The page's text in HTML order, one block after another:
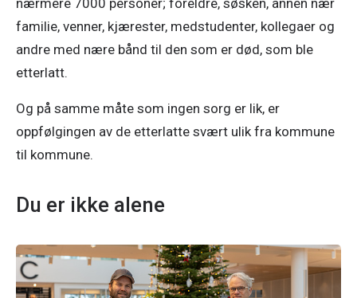
familie, venner, kjærester, medstudenter, kollegaer og
andre med nære bånd til den som er død, som ble
etterlatt.
Og på samme måte som ingen sorg er lik, er
oppfølgingen av de etterlatte svært ulik fra kommune
til kommune.
Du er ikke alene